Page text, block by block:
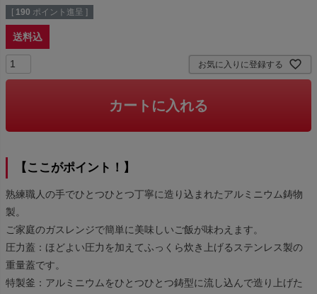
[ 190 ポイント進呈 ]
送料込
お気に入りに登録する
カートに入れる
【ここがポイント！】
熟練職人の手でひとつひとつ丁寧に造り込まれたアルミニウム鋳物
製。
ご家庭のガスレンジで簡単に美味しいご飯が味わえます。
圧力蓋：ほどよい圧力を加えてふっくら炊き上げるステンレス製の
重量蓋です。
特製釜：アルミニウムをひとつひとつ鋳型に流し込んで造り上げた